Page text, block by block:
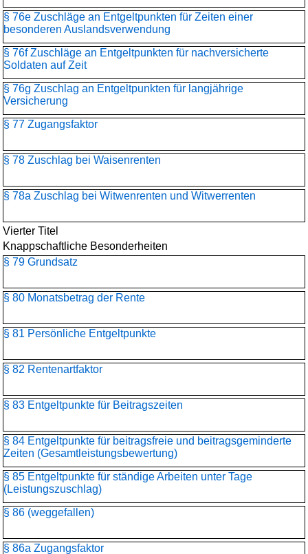
§ 76e Zuschläge an Entgeltpunkten für Zeiten einer
besonderen Auslandsverwendung
§ 76f Zuschläge an Entgeltpunkten für nachversicherte
Soldaten auf Zeit
§ 76g Zuschlag an Entgeltpunkten für langjährige
Versicherung
§ 77 Zugangsfaktor
§ 78 Zuschlag bei Waisenrenten
§ 78a Zuschlag bei Witwenrenten und Witwerrenten
Vierter Titel
Knappschaftliche Besonderheiten
§ 79 Grundsatz
§ 80 Monatsbetrag der Rente
§ 81 Persönliche Entgeltpunkte
§ 82 Rentenartfaktor
§ 83 Entgeltpunkte für Beitragszeiten
§ 84 Entgeltpunkte für beitragsfreie und beitragsgeminderte
Zeiten (Gesamtleistungsbewertung)
§ 85 Entgeltpunkte für ständige Arbeiten unter Tage
(Leistungszuschlag)
§ 86 (weggefallen)
§ 86a Zugangsfaktor